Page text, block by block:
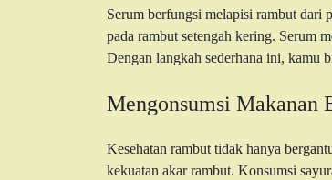
Serum berfungsi melapisi rambut dari
pada rambut setengah kering. Serum
Dengan langkah sederhana ini, kamu
Mengonsumsi Makanan
Kesehatan rambut tidak hanya
kekuatan akar rambut. Konsumsi